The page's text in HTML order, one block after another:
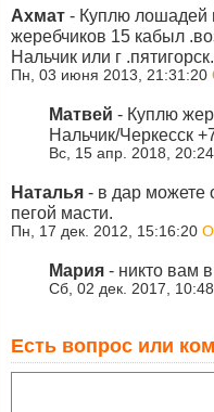
Ахмат - Куплю лошадей
жеребчиков 15 кабыл
Нальчик или г
Пн, 03 июня 2013, 21:31:20
Матвей - Куплю
Нальчик/Черкесск
Вс, 15 апр. 2018,
Наталья - в дар можете
пегой масти.
Пн, 17 дек. 2012, 15:16:20
Мария - никто вам
Сб, 02 дек. 2017,
Есть вопрос или